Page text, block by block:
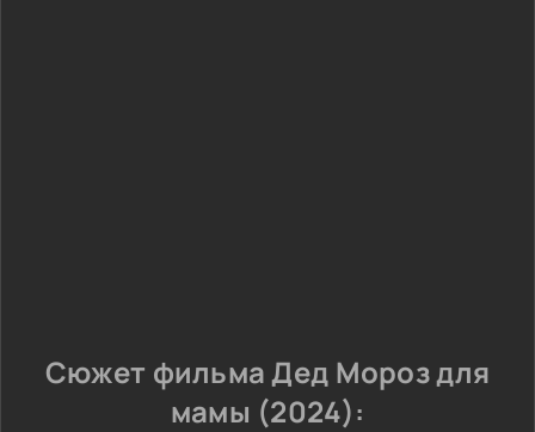
Сюжет фильма Дед Мороз для
мамы (2024):